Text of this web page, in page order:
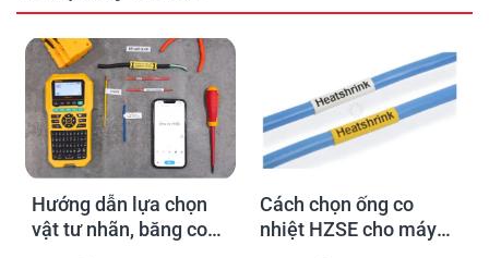
Hướng dẫn lựa chọn
vật tư nhãn, băng co
Cách chọn ống co
nhiệt HZSE cho máy in